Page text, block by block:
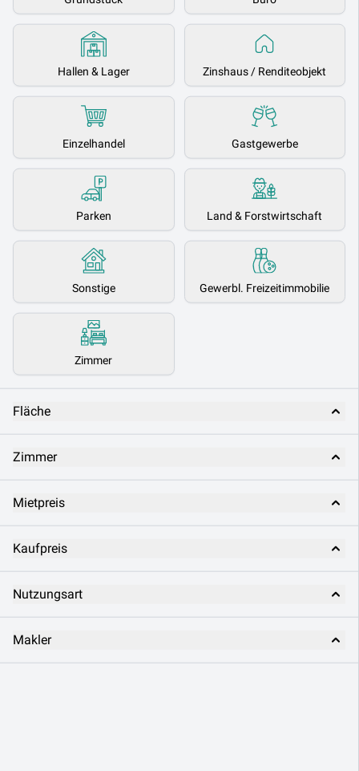
Hallen & Lager Zinshaus / Renditeobjekt
Einzelhandel Gastgewerbe
Parken Land & Forstwirtschaft
Sonstige Gewerbl. Freizeitimmobilie
Zimmer
Fläche
Zimmer
Mietpreis
Kaufpreis
Nutzungsart
Makler